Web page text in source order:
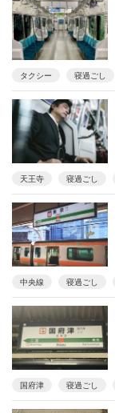
タクシー 寝過ごし
天王寺 寝過ごし
中央線 寝過ごし
国府津 寝過ごし